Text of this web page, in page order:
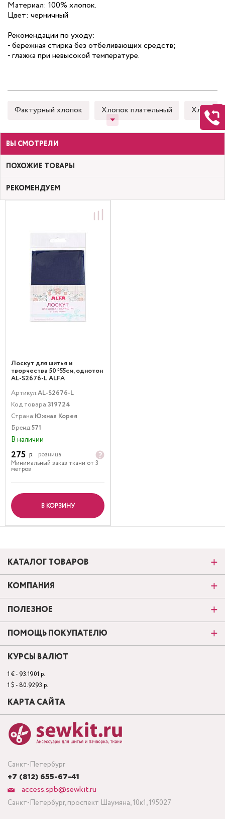
Материал: 100% хлопок.
Цвет: черничный
Рекомендации по уходу:
- бережная стирка без отбеливающих средств;
- глажка при невысокой температуре.
Фактурный хлопок Хлопок плательный Хлопок
ВЫ СМОТРЕЛИ
ПОХОЖИЕ ТОВАРЫ
РЕКОМЕНДУЕМ
Лоскут для шитья и
творчества 50*55см, однотон
AL-S2676-L ALFA
Артикул:AL-S2676-L
Код товара:319724
Страна:Южная Корея
Бренд:571
В наличии
275 р.
розница
Минимальный заказ ткани от 3
метров
В КОРЗИНУ
Санкт-Петербург
+7 (812) 655-67-41
access.spb@sewkit.ru
Санкт-Петербург, проспект Шаумяна, 10к1, 195027
КАТАЛОГ ТОВАРОВ
КОМПАНИЯ
ПОЛЕЗНОЕ
ПОМОЩЬ ПОКУПАТЕЛЮ
КУРСЫ ВАЛЮТ
1 € - 93.1901 р.
1 $ - 80.9293 р.
КАРТА САЙТА